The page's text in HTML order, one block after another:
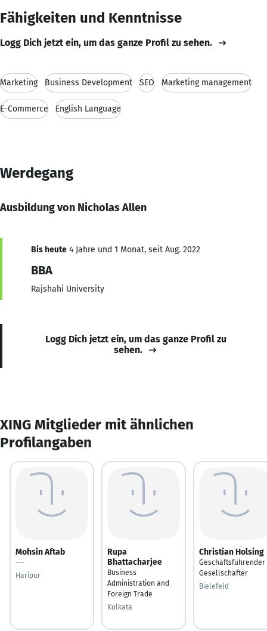
Fähigkeiten und Kenntnisse
Logg Dich jetzt ein, um das ganze Profil zu sehen.
Marketing Business Development SEO Marketing management
E-Commerce English Language
Werdegang
Ausbildung von Nicholas Allen
Bis heute 4 Jahre und 1 Monat, seit Aug. 2022
BBA
Rajshahi University
Logg Dich jetzt ein, um das ganze Profil zu
sehen.
XING Mitglieder mit ähnlichen
Profilangaben
Mohsin Aftab
---
Haripur
Rupa
Bhattacharjee
Business
Administration and
Foreign Trade
Kolkata
Christian Holsing
Geschäftsführender
Gesellschafter
Bielefeld